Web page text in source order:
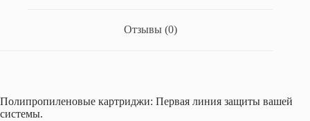
Отзывы (0)
Полипропиленовые картриджи: Первая линия защиты вашей
системы.